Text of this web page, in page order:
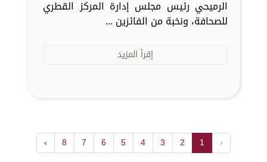
الرميحي رئيس مجلس إدارة المركز القطري
للصحافة، ونخبة من الفائزين ...
إقرأ المزيد
‹
1
2
3
4
5
6
7
8
›